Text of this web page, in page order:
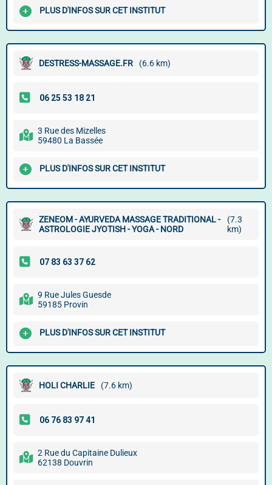
PLUS D'INFOS SUR CET INSTITUT
DESTRESS-MASSAGE.FR (6.6 km)
3 Rue des Mizelles
59480 La Bassée
PLUS D'INFOS SUR CET INSTITUT
ZENEOM - AYURVEDA MASSAGE TRADITIONAL -
ASTROLOGIE JYOTISH - YOGA - NORD
(7.3
km)
9 Rue Jules Guesde
59185 Provin
PLUS D'INFOS SUR CET INSTITUT
HOLI CHARLIE (7.6 km)
2 Rue du Capitaine Dulieux
62138 Douvrin